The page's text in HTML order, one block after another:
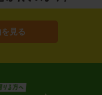
見る